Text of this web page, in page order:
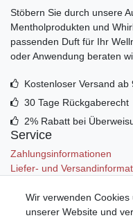
Stöbern Sie durch unsere
Mentholprodukten und
passenden Duft für Ihr
oder Anwendung beraten
Kostenloser Versand ab
30 Tage Rückgaberecht
2% Rabatt bei
Service
Zahlungsinformationen
Liefer- und
Mein Konto
Wir verwenden
unserer Website und